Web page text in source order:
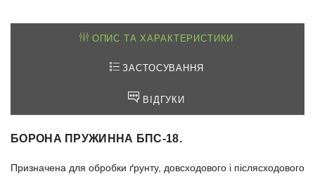
ОПИС ТА ХАРАКТЕРИСТИКИ
ЗАСТОСУВАННЯ
ВІДГУКИ
БОРОНА ПРУЖИННА БПС-18.
Призначена для обробки ґрунту, довсходового і післясходового